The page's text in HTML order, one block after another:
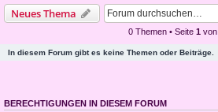
Neues Thema
0 Themen • Seite 1 von
In diesem Forum gibt es keine Themen oder Beiträge.
BERECHTIGUNGEN IN DIESEM FORUM